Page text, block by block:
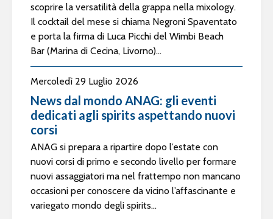
scoprire la versatilità della grappa nella mixology.
Il cocktail del mese si chiama Negroni Spaventato
e porta la firma di Luca Picchi del Wimbi Beach
Bar (Marina di Cecina, Livorno)...
Mercoledì 29 Luglio 2026
News dal mondo ANAG: gli eventi
dedicati agli spirits aspettando nuovi
corsi
ANAG si prepara a ripartire dopo l’estate con
nuovi corsi di primo e secondo livello per formare
nuovi assaggiatori ma nel frattempo non mancano
occasioni per conoscere da vicino l’affascinante e
variegato mondo degli spirits...